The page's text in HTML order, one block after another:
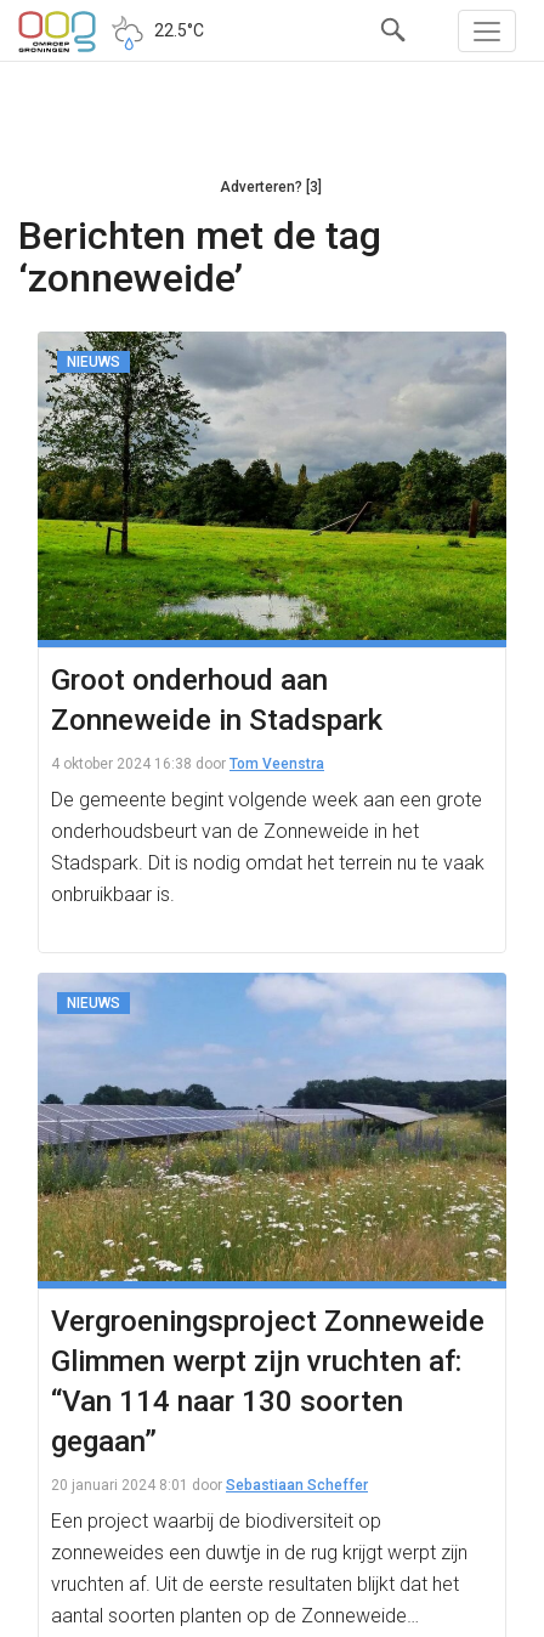
22.5°C
Adverteren? [3]
Berichten met de tag
‘zonneweide’
NIEUWS
Groot onderhoud aan
Zonneweide in Stadspark
4 oktober 2024 16:38 door Tom Veenstra
De gemeente begint volgende week aan een grote
onderhoudsbeurt van de Zonneweide in het
Stadspark. Dit is nodig omdat het terrein nu te vaak
onbruikbaar is.
NIEUWS
Vergroeningsproject Zonneweide
Glimmen werpt zijn vruchten af:
“Van 114 naar 130 soorten
gegaan”
20 januari 2024 8:01 door Sebastiaan Scheffer
Een project waarbij de biodiversiteit op
zonneweides een duwtje in de rug krijgt werpt zijn
vruchten af. Uit de eerste resultaten blijkt dat het
aantal soorten planten op de Zonneweide…